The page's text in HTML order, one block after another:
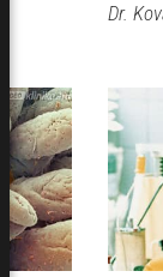
Dr.